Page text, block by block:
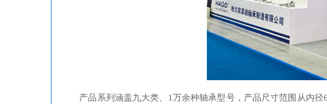
产品系列涵盖九大类、1万余种轴承型号，产品尺寸范围从内径